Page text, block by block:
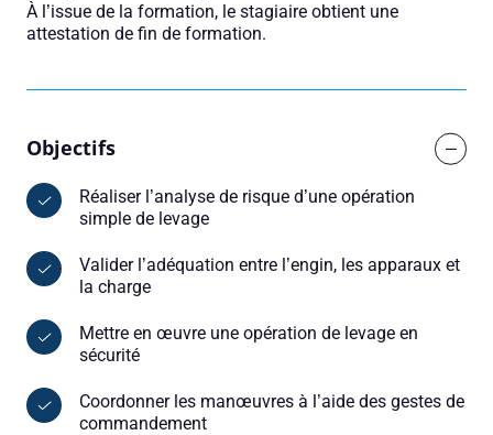
À l’issue de la formation, le stagiaire obtient une
attestation de fin de formation.
Objectifs
Réaliser l’analyse de risque d’une opération
simple de levage
Valider l’adéquation entre l’engin, les apparaux et
la charge
Mettre en œuvre une opération de levage en
sécurité
Coordonner les manœuvres à l’aide des gestes de
commandement